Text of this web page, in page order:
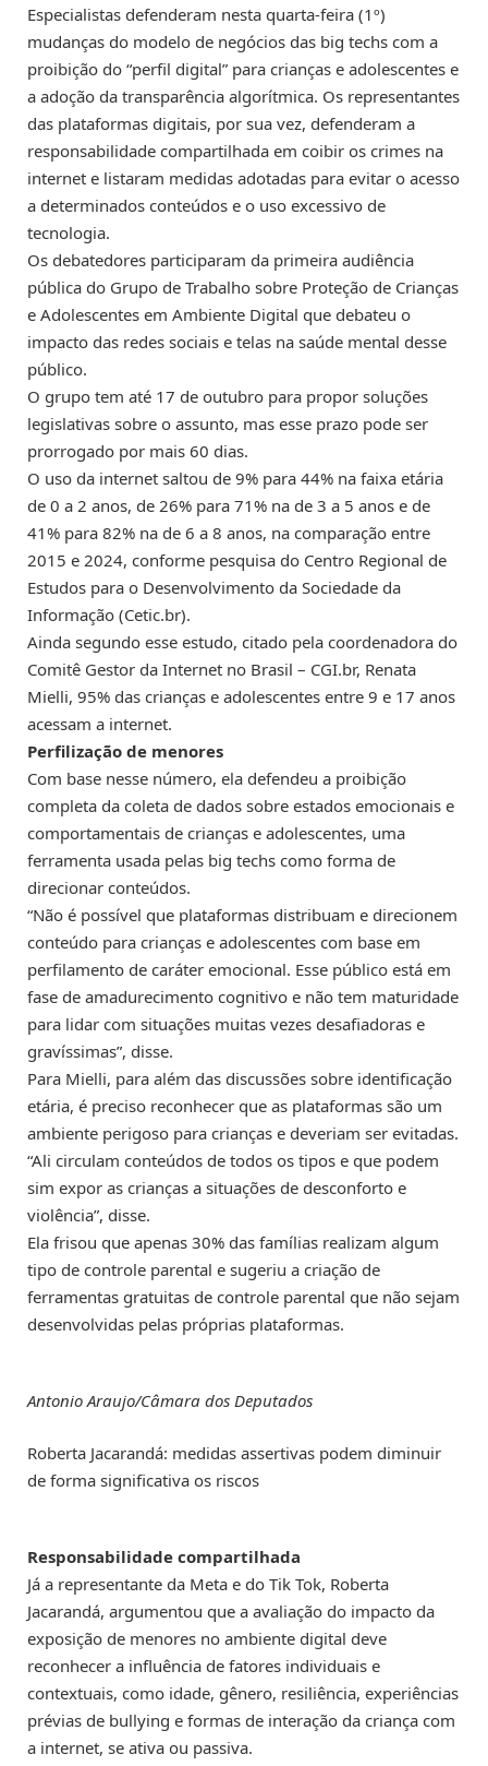
Especialistas defenderam nesta quarta-feira (1º)
mudanças do modelo de negócios das big techs com a
proibição do “perfil digital” para crianças e adolescentes e
a adoção da transparência algorítmica. Os representantes
das plataformas digitais, por sua vez, defenderam a
responsabilidade compartilhada em coibir os crimes na
internet e listaram medidas adotadas para evitar o acesso
a determinados conteúdos e o uso excessivo de
tecnologia.
Os debatedores participaram da primeira audiência
pública do Grupo de Trabalho sobre Proteção de Crianças
e Adolescentes em Ambiente Digital que debateu o
impacto das redes sociais e telas na saúde mental desse
público.
O grupo tem até 17 de outubro para propor soluções
legislativas sobre o assunto, mas esse prazo pode ser
prorrogado por mais 60 dias.
O uso da internet saltou de 9% para 44% na faixa etária
de 0 a 2 anos, de 26% para 71% na de 3 a 5 anos e de
41% para 82% na de 6 a 8 anos, na comparação entre
2015 e 2024, conforme pesquisa do Centro Regional de
Estudos para o Desenvolvimento da Sociedade da
Informação (Cetic.br).
Ainda segundo esse estudo, citado pela coordenadora do
Comitê Gestor da Internet no Brasil – CGI.br, Renata
Mielli, 95% das crianças e adolescentes entre 9 e 17 anos
acessam a internet.
Perfilização de menores
Com base nesse número, ela defendeu a proibição
completa da coleta de dados sobre estados emocionais e
comportamentais de crianças e adolescentes, uma
ferramenta usada pelas big techs como forma de
direcionar conteúdos.
“Não é possível que plataformas distribuam e direcionem
conteúdo para crianças e adolescentes com base em
perfilamento de caráter emocional. Esse público está em
fase de amadurecimento cognitivo e não tem maturidade
para lidar com situações muitas vezes desafiadoras e
gravíssimas”, disse.
Para Mielli, para além das discussões sobre identificação
etária, é preciso reconhecer que as plataformas são um
ambiente perigoso para crianças e deveriam ser evitadas.
“Ali circulam conteúdos de todos os tipos e que podem
sim expor as crianças a situações de desconforto e
violência”, disse.
Ela frisou que apenas 30% das famílias realizam algum
tipo de controle parental e sugeriu a criação de
ferramentas gratuitas de controle parental que não sejam
desenvolvidas pelas próprias plataformas.
Antonio Araujo/Câmara dos Deputados
Roberta Jacarandá: medidas assertivas podem diminuir
de forma significativa os riscos
Responsabilidade compartilhada
Já a representante da Meta e do Tik Tok, Roberta
Jacarandá, argumentou que a avaliação do impacto da
exposição de menores no ambiente digital deve
reconhecer a influência de fatores individuais e
contextuais, como idade, gênero, resiliência, experiências
prévias de bullying e formas de interação da criança com
a internet, se ativa ou passiva.